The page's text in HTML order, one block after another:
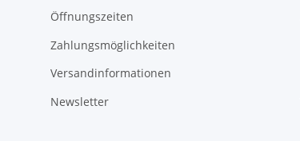
Öffnungszeiten
Zahlungsmöglichkeiten
Versandinformationen
Newsletter